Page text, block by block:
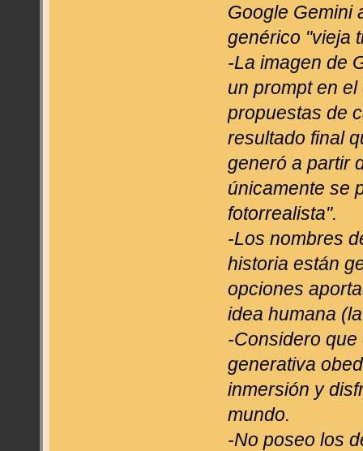
Google Gemini
genérico "vieja
-La imagen de
un prompt en
propuestas de
resultado final
generó a partir
únicamente se
fotorrealista".
-Los nombres
historia están
opciones
idea humana
-Considero que
generativa
inmersión y
mundo.
-No poseo los